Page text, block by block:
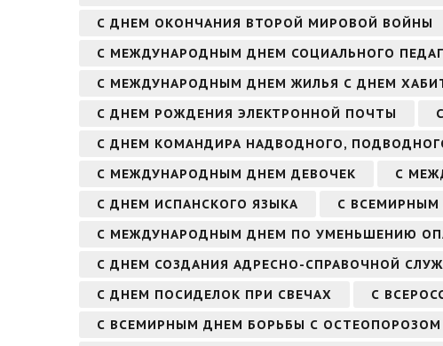
С ДНЕМ ОКОНЧАНИЯ ВТОРОЙ МИРОВОЙ ВОЙНЫ
С МЕЖДУНАРОДНЫМ ДНЕМ СОЦИАЛЬНОГО
С МЕЖДУНАРОДНЫМ ДНЕМ ЖИЛЬЯ С ДНЕМ
С ДНЕМ РОЖДЕНИЯ ЭЛЕКТРОННОЙ ПОЧТЫ
С ДНЕМ КОМАНДИРА НАДВОДНОГО,
С МЕЖДУНАРОДНЫМ ДНЕМ ДЕВОЧЕК
С
С ДНЕМ ИСПАНСКОГО ЯЗЫКА
С
С МЕЖДУНАРОДНЫМ ДНЕМ ПО УМЕНЬШЕНИЮ
С ДНЕМ СОЗДАНИЯ АДРЕСНО-СПРАВОЧНОЙ
С ДНЕМ ПОСИДЕЛОК ПРИ СВЕЧАХ
С
С ВСЕМИРНЫМ ДНЕМ БОРЬБЫ С ОСТЕОПОРОЗОМ